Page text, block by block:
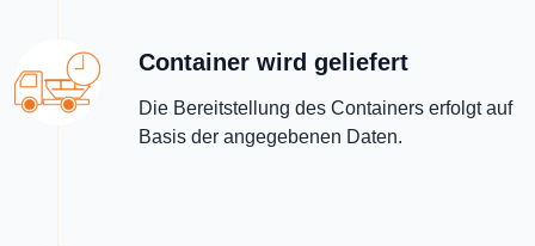
Container wird geliefert
Die Bereitstellung des Containers erfolgt auf
Basis der angegebenen Daten.